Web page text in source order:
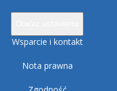
Wsparcie i kontakt
Nota prawna